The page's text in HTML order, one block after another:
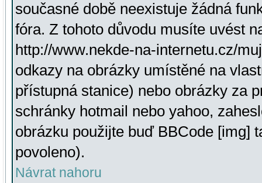
současné době neexistuje žádná
fóra. Z tohoto důvodu musíte uvést
http://www.nekde-na-internetu.cz/
odkazy na obrázky umístěné na
přístupná stanice) nebo obrázky za
schránky hotmail nebo yahoo,
obrázku použijte buď BBCode [img]
povoleno).
Návrat nahoru